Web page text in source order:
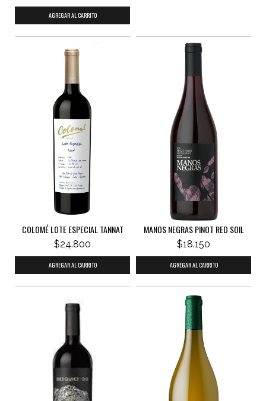
COLOMÉ LOTE ESPECIAL TANNAT
$24.800
MANOS NEGRAS PINOT RED SOIL
$18.150